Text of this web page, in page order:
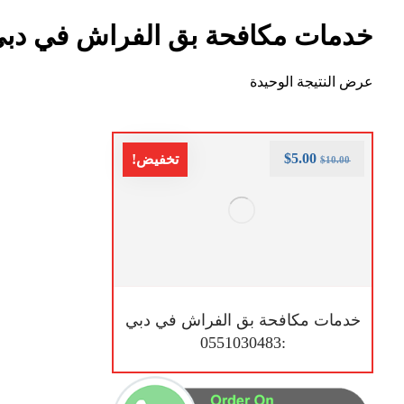
خدمات مكافحة بق الفراش في
عرض النتيجة الوحيدة
تخفيض!
خدمات مكافحة بق الفراش في دبي
:0551030483
$10.00
$5.00